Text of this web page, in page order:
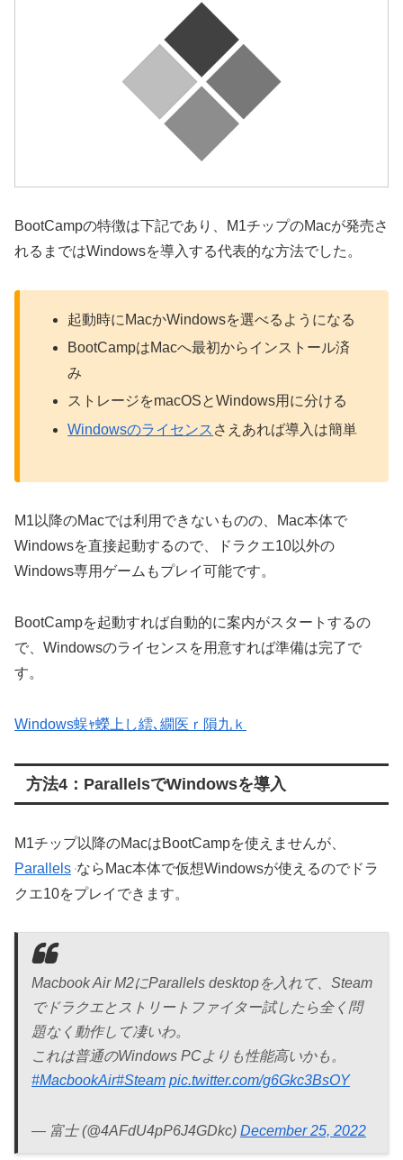
BootCampの特徴は下記であり、M1チップのMacが発売さ
れるまではWindowsを導入する代表的な方法でした。
起動時にMacかWindowsを選べるようになる
BootCampはMacへ最初からインストール済
み
ストレージをmacOSとWindows用に分ける
Windowsのライセンス さえあれば導入は簡単
M1以降のMacでは利用できないものの、Mac本体で
Windowsを直接起動するので、ドラクエ10以外の
Windows専用ゲームもプレイ可能です。
BootCampを起動すれば自動的に案内がスタートするの
で、Windowsのライセンスを用意すれば準備は完了で
す。
Windows蜈ｬ蠑上し繧､繝医ｒ隕九ｋ
方法4：ParallelsでWindowsを導入
M1チップ以降のMacはBootCampを使えませんが、
Parallels ならMac本体で仮想Windowsが使えるのでドラ
クエ10をプレイできます。
Macbook Air M2にParallels desktopを入れて、Steam
でドラクエとストリートファイター試したら全く問
題なく動作して凄いわ。
これは普通のWindows PCよりも性能高いかも。
#MacbookAir#Steam pic.twitter.com/g6Gkc3BsOY
— 富士 (@4AFdU4pP6J4GDkc) December 25, 2022